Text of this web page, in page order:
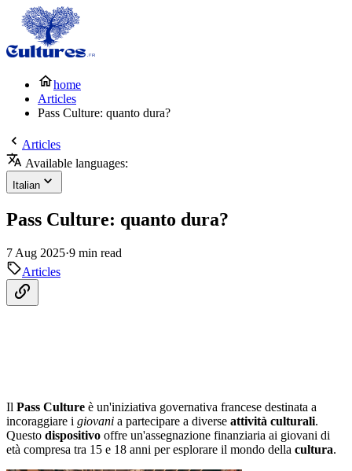
home
Articles
Pass Culture: quanto dura?
Articles
Available languages:
Italian
Pass Culture: quanto dura?
7 Aug 2025·9 min read
Articles
Il Pass Culture è un'iniziativa governativa francese destinata a
incoraggiare i giovani a partecipare a diverse attività culturali.
Questo dispositivo offre un'assegnazione finanziaria ai giovani di
età compresa tra 15 e 18 anni per esplorare il mondo della cultura.